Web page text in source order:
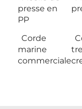
presse en
PP
Corde
marine
commerciale